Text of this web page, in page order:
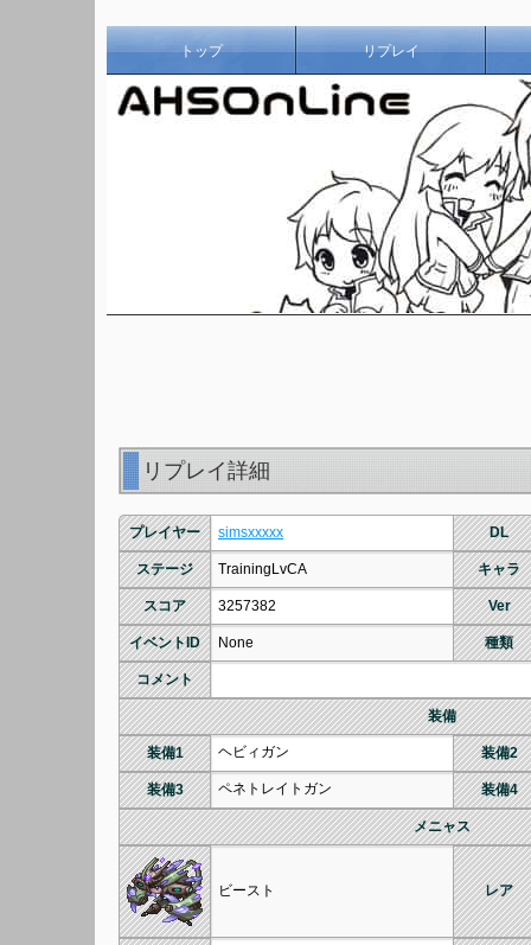
トップ リプレイ
リプレイ詳細
プレイヤー simsxxxxx DL
ステージ TrainingLvCA キャラ
スコア 3257382 Ver
イベントID None 種類
コメント
装備
装備1 ヘビィガン 装備2
装備3 ペネトレイトガン 装備4
メニャス
ビースト レア